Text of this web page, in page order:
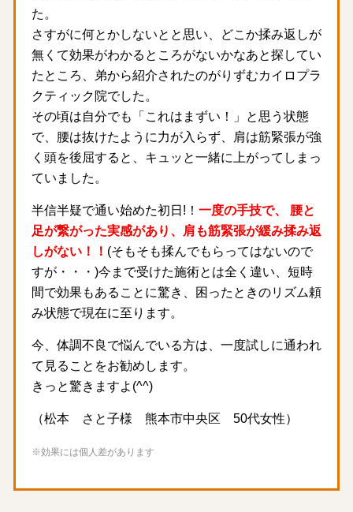
た。
さすがに何とかしないとと思い、どこか揉み返しが
無くて効果がわかるところがないかなあと探してい
たところ、弟から紹介されたのがりずむカイロプラ
クティック院でした。
その頃は自分でも「これはまずい！」と思う状態
で、腰は抜けたように力が入らず、肩は筋緊張が強
く頭を後屈すると、キュッと一緒に上がってしまっ
ていました。
半信半疑で通い始めた初日!！ 一度の手技で、 腰と
足が繋がった実感があり、肩も筋緊張が緩み揉み返
しがない！！ (そもそも揉んでもらってはないので
すが・・・)今まで受けた施術とは全く違い、短時
間で効果もあることに驚き、困ったときのリズム頼
み状態で現在に至ります。
今、体調不良で悩んでいる方は、一度試しに通われ
て見ることをお勧めします。
きっと驚きますよ(^^)
（松本 さと子様 熊本市中央区 50代女性）
※効果には個人差があります